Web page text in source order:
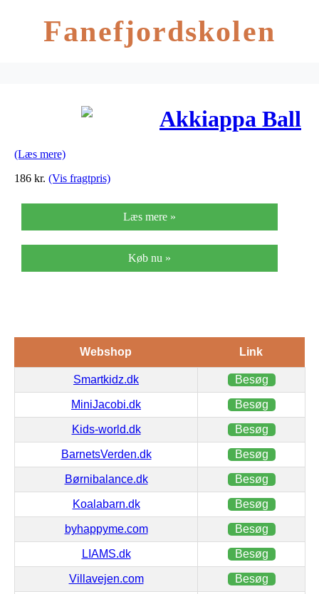
Fanefjordskolen
Akkiappa Ball
(Læs mere)
186 kr. (Vis fragtpris)
Læs mere »
Køb nu »
Webshop Link
Smartkidz.dk Besøg
MiniJacobi.dk Besøg
Kids-world.dk Besøg
BarnetsVerden.dk Besøg
Børnibalance.dk Besøg
Koalabarn.dk Besøg
byhappyme.com Besøg
LIAMS.dk Besøg
Villavejen.com Besøg